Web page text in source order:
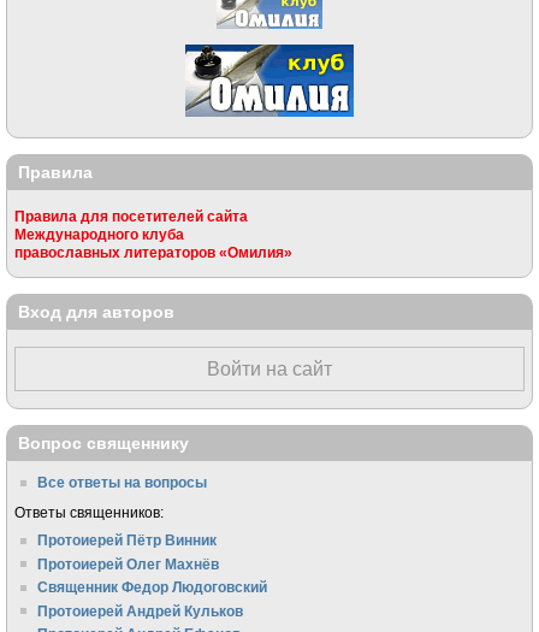
Правила
Правила для посетителей сайта
Международного клуба
православных литераторов «Омилия»
Вход для авторов
Войти на сайт
Вопрос священнику
Все ответы на вопросы
Ответы священников:
Протоиерей Пётр Винник
Протоиерей Олег Махнёв
Священник Федор Людоговский
Протоиерей Андрей Кульков